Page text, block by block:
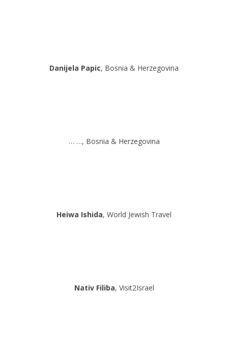
Danijela Papic, Bosnia & Herzegovina
… …, Bosnia & Herzegovina
Heiwa Ishida, World Jewish Travel
Nativ Filiba, Visit2Israel